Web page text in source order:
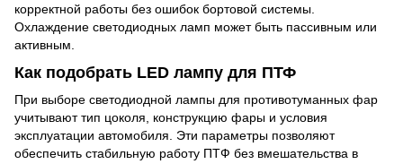
корректной работы без ошибок бортовой системы.
Охлаждение светодиодных ламп может быть пассивным или
активным.
Как подобрать LED лампу для ПТФ
При выборе светодиодной лампы для противотуманных фар
учитывают тип цоколя, конструкцию фары и условия
эксплуатации автомобиля. Эти параметры позволяют
обеспечить стабильную работу ПТФ без вмешательства в